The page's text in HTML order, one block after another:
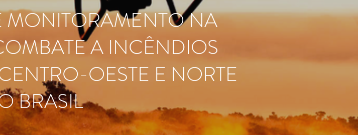
MONITORAMENTO NA
A INCÊNDIOS
OESTE E NORTE
BRASIL